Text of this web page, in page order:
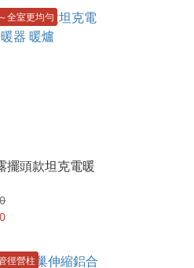
全室更均勻
擺頭款坦克電暖
徑營柱